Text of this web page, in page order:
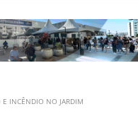
INCÊNDIO NO JARDIM